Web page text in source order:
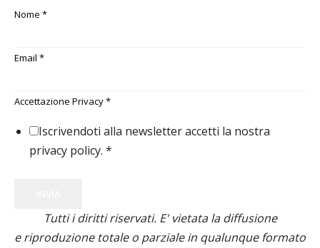
Nome *
Email *
Accettazione Privacy*
Iscrivendoti alla newsletter accetti la nostra
privacy policy. *
Tutti i diritti riservati. E' vietata la diffusione
e riproduzione totale o parziale in qualunque formato